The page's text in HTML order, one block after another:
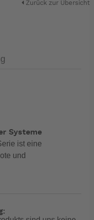
Zurück zur Übersicht
Systeme
ist eine
und
oder Vierkammer-
Es wird
Pufferspeicher